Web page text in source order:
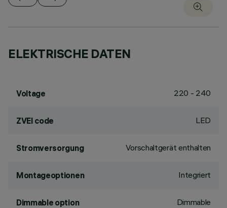
ELEKTRISCHE DATEN
Voltage 220 - 240
ZVEI code LED
Stromversorgung Vorschaltgerät enthalten
Montageoptionen Integriert
Dimmable option Dimmable